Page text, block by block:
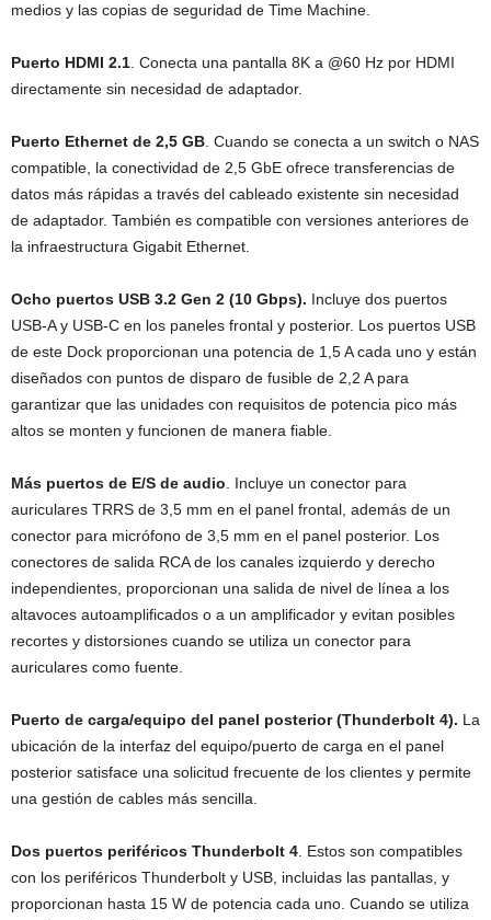
medios y las copias de seguridad de Time Machine.
Puerto HDMI 2.1 . Conecta una pantalla 8K a @60 Hz por HDMI
directamente sin necesidad de adaptador.
Puerto Ethernet de 2,5 GB . Cuando se conecta a un switch o NAS
compatible, la conectividad de 2,5 GbE ofrece transferencias de
datos más rápidas a través del cableado existente sin necesidad
de adaptador. También es compatible con versiones anteriores de
la infraestructura Gigabit Ethernet.
Ocho puertos USB 3.2 Gen 2 (10 Gbps). Incluye dos puertos
USB-A y USB-C en los paneles frontal y posterior. Los puertos USB
de este Dock proporcionan una potencia de 1,5 A cada uno y están
diseñados con puntos de disparo de fusible de 2,2 A para
garantizar que las unidades con requisitos de potencia pico más
altos se monten y funcionen de manera fiable.
Más puertos de E/S de audio . Incluye un conector para
auriculares TRRS de 3,5 mm en el panel frontal, además de un
conector para micrófono de 3,5 mm en el panel posterior. Los
conectores de salida RCA de los canales izquierdo y derecho
independientes, proporcionan una salida de nivel de línea a los
altavoces autoamplificados o a un amplificador y evitan posibles
recortes y distorsiones cuando se utiliza un conector para
auriculares como fuente.
Puerto de carga/equipo del panel posterior (Thunderbolt 4). La
ubicación de la interfaz del equipo/puerto de carga en el panel
posterior satisface una solicitud frecuente de los clientes y permite
una gestión de cables más sencilla.
Dos puertos periféricos Thunderbolt 4 . Estos son compatibles
con los periféricos Thunderbolt y USB, incluidas las pantallas, y
proporcionan hasta 15 W de potencia cada uno. Cuando se utiliza